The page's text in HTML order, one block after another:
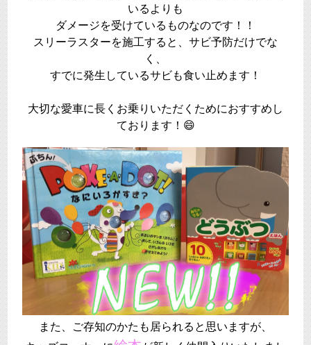
いるよりも
ダメージを受けているものなのです！！
スリーラスターを施工すると、サビ予防だけでな
く、
すでに発生しているサビも食い止めます！
大切な愛車に長くお乗りいただくためにおすすめし
ております！😄
また、ご存知のかたも居られると思いますが、